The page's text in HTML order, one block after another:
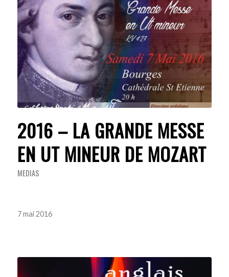
2016 – LA GRANDE MESSE
EN UT MINEUR DE MOZART
MEDIAS
7 mai 2016